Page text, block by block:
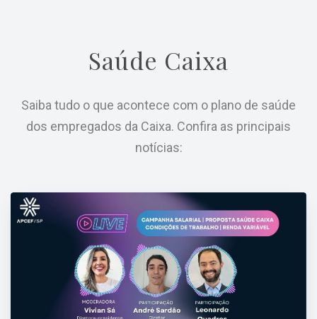
Saúde Caixa
Saiba tudo o que acontece com o plano de saúde
dos empregados da Caixa. Confira as principais
notícias: